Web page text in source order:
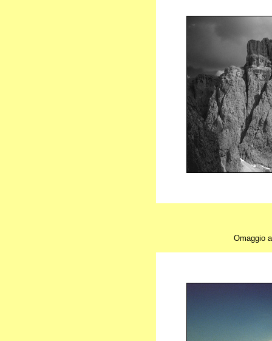
Omaggio